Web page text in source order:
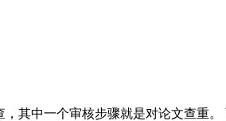
其中一个审核步骤就是对论文查重